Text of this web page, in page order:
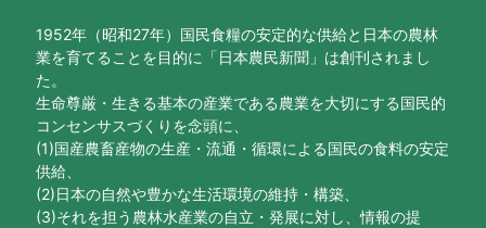
1952年（昭和27年）国民食糧の安定的な供給と日本の農林
業を育てることを目的に「日本農民新聞」は創刊されまし
た。
生命尊厳・生きる基本の産業である農業を大切にする国民的
コンセンサスづくりを念頭に、
(1)国産農畜産物の生産・流通・循環による国民の食料の安定
供給、
(2)日本の自然や豊かな生活環境の維持・構築、
(3)それを担う農林水産業の自立・発展に対し、情報の提